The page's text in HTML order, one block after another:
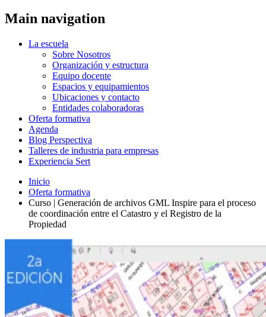
Main navigation
La escuela
Sobre Nosotros
Organización y estructura
Equipo docente
Espacios y equipamientos
Ubicaciones y contacto
Entidades colaboradoras
Oferta formativa
Agenda
Blog Perspectiva
Talleres de industria para empresas
Experiencia Sert
Inicio
Oferta formativa
Curso | Generación de archivos GML Inspire para el proceso
de coordinación entre el Catastro y el Registro de la
Propiedad